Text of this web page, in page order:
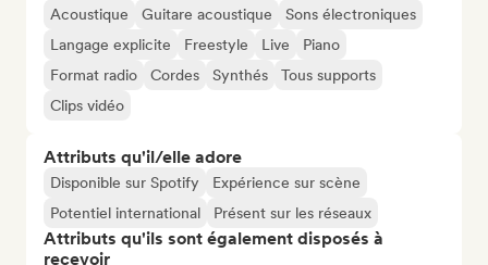
Acoustique Guitare acoustique
Sons électroniques
Langage explicite
Freestyle Live
Piano
Format radio
Cordes Synthés
Tous supports
Clips vidéo
Attributs qu'il/elle adore
Disponible sur Spotify
Expérience sur scène
Potentiel international
Présent sur les réseaux
Attributs qu'ils sont également disposés à
recevoir